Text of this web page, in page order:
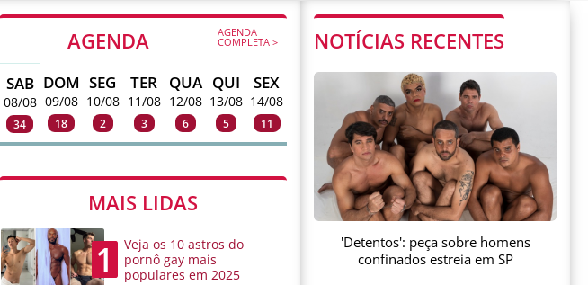
AGENDA AGENDA
COMPLETA >
SAB
08/08
34
DOM
09/08
18
SEG
10/08
2
TER
11/08
3
QUA
12/08
6
QUI
13/08
5
SEX
14/08
11
MAIS LIDAS
1
Veja os 10 astros do
pornô gay mais
populares em 2025
NOTÍCIAS RECENTES
'Detentos': peça sobre homens
confinados estreia em SP